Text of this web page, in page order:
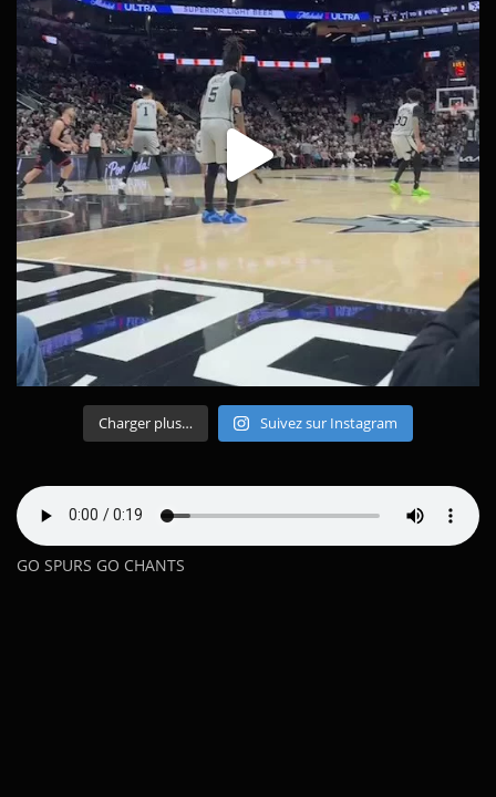
Charger plus… Suivez sur Instagram
GO SPURS GO CHANTS